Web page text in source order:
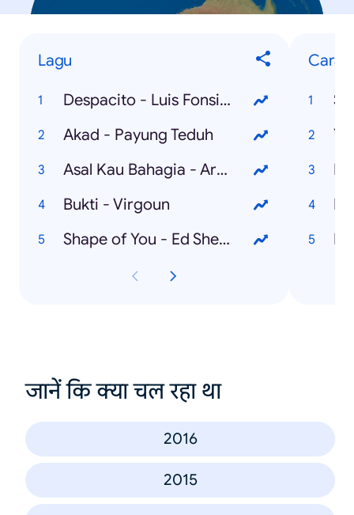
Lagu
Despacito - Luis Fonsi ft. Daddy Yankee
Akad - Payung Teduh
Asal Kau Bahagia - Armada
Bukti - Virgoun
Shape of You - Ed Sheeran
Cara
जानें कि क्या चल रहा था
2016
2015